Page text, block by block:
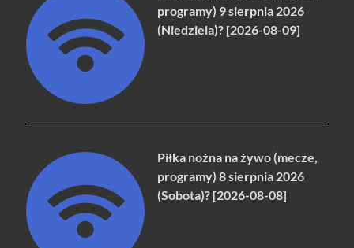
programy) 9 sierpnia 2026
(Niedziela)? [2026-08-09]
Piłka nożna na żywo (mecze,
programy) 8 sierpnia 2026
(Sobota)? [2026-08-08]